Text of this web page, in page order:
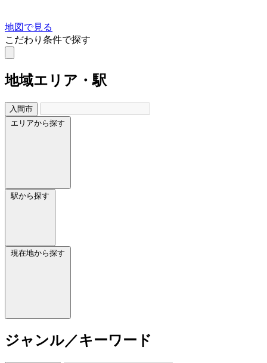
地図で見る
こだわり条件で探す
地域エリア・駅
入間市
エリアから探す
駅から探す
現在地から探す
ジャンル／キーワード